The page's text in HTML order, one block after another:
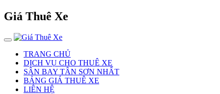
Giá Thuê Xe
TRANG CHỦ
DỊCH VỤ CHO THUÊ XE
SÂN BAY TÂN SƠN NHẤT
BẢNG GIÁ THUÊ XE
LIÊN HỆ